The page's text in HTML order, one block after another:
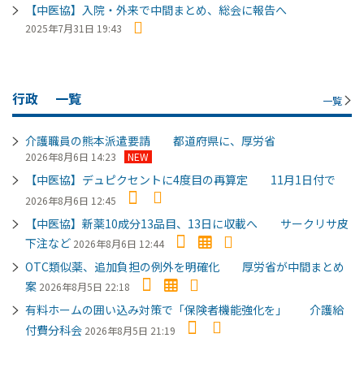
【中医協】入院・外来で中間まとめ、総会に報告へ
2025年7月31日 19:43
行政 一覧 一覧
介護職員の熊本派遣要請 都道府県に、厚労省
2026年8月6日 14:23 NEW
【中医協】デュピクセントに4度目の再算定 11月1日付で
2026年8月6日 12:45
【中医協】新薬10成分13品目、13日に収載へ サークリサ皮
下注など 2026年8月6日 12:44
OTC類似薬、追加負担の例外を明確化 厚労省が中間まとめ
案 2026年8月5日 22:18
有料ホームの囲い込み対策で「保険者機能強化を」 介護給
付費分科会 2026年8月5日 21:19